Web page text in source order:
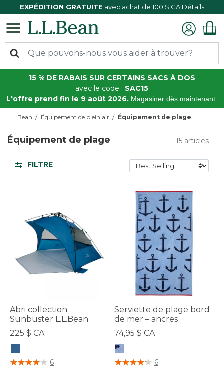
EXPÉDITION GRATUITE avec achat de 100 $ CA Détails
15 % DE RABAIS SUR CERTAINS SACS À DOS
avec le code : SAC15
L'offre prend fin le 9 août 2026. Magasiner dès maintenant
L.L.Bean Équipement de plein air Équipement de plage
Équipement de plage 15 articles
FILTRE
Abri collection
Sunbuster L.L.Bean
225 $ CA
3,2 sur 5 Évaluation des clients
6
Serviette de plage bord
de mer – ancres
74,95 $ CA
4 sur 5 Évaluation des clients
6